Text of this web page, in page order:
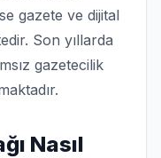
gazete ve dijital
Son yıllarda
gazetecilik
Nasıl